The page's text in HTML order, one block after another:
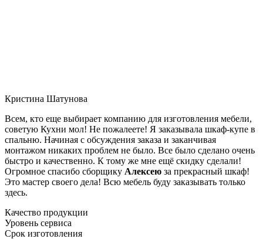
Кристина Шатунова
Всем, кто еще выбирает компанию для изготовления мебели,
советую Кухни мол! Не пожалеете! Я заказывала шкаф-купе в
спальню. Начиная с обсуждения заказа и заканчивая
монтажом никаких проблем не было. Все было сделано очень
быстро и качественно. К тому же мне ещё скидку сделали!
Огромное спасибо сборщику Алексею за прекрасный шкаф!
Это мастер своего дела! Всю мебель буду заказывать только
здесь.
Качество продукции
Уровень сервиса
Срок изготовления